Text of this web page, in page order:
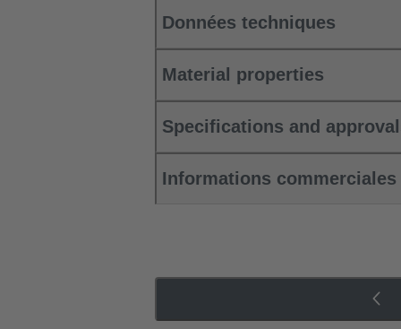
Données techniques
Material properties
Specifications and
Informations commerciales